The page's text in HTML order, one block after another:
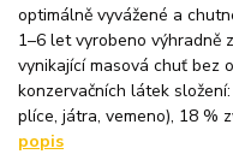
optimálně vyvážené a
1–6 let vyrobeno výhradně
vynikající masová chuť bez
konzervačních látek
plíce, játra, vemeno), 18 %
popis